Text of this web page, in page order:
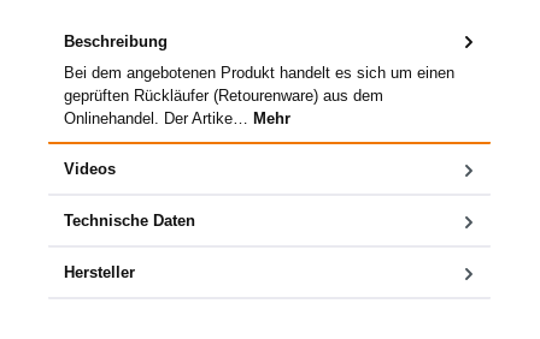
Beschreibung
Bei dem angebotenen Produkt handelt es sich um einen
geprüften Rückläufer (Retourenware) aus dem
Onlinehandel. Der Artike… Mehr
Videos
Technische Daten
Hersteller